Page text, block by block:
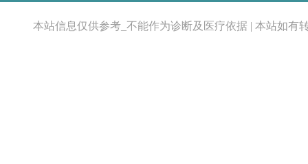
本站信息仅供参考_不能作为诊断及医疗依据 | 本站如